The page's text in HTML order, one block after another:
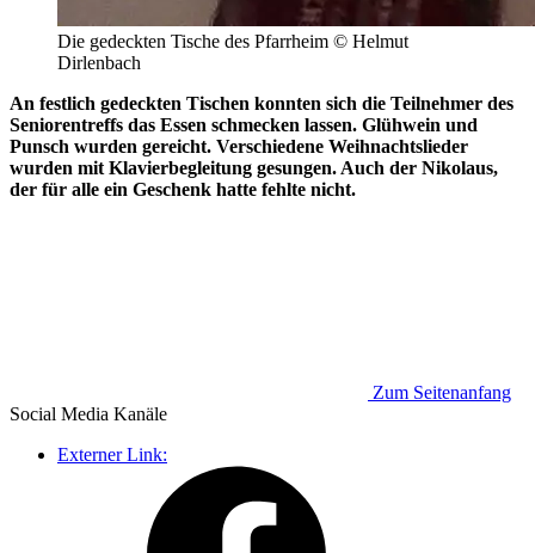
Die gedeckten Tische des Pfarrheim © Helmut
Dirlenbach
An festlich gedeckten Tischen konnten sich die Teilnehmer des
Seniorentreffs das Essen schmecken lassen. Glühwein und
Punsch wurden gereicht. Verschiedene Weihnachtslieder
wurden mit Klavierbegleitung gesungen. Auch der Nikolaus,
der für alle ein Geschenk hatte fehlte nicht.
Zum Seitenanfang
Social Media Kanäle
Externer Link: